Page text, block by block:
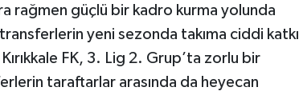
rağmen güçlü bir kadro kurma yolunda
yeni sezonda takıma ciddi katkı
FK, 3. Lig 2. Grup’ta zorlu bir
taraftarlar arasında da heyecan